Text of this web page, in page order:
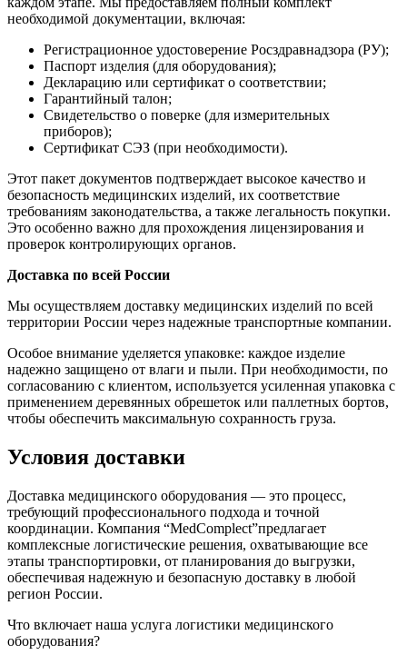
необходимой документации, включая:
Регистрационное удостоверение Росздравнадзора (РУ);
Паспорт изделия (для оборудования);
Декларацию или сертификат о соответствии;
Гарантийный талон;
Свидетельство о поверке (для измерительных
приборов);
Сертификат СЭЗ (при необходимости).
Этот пакет документов подтверждает высокое качество и
безопасность медицинских изделий, их соответствие
требованиям законодательства, а также легальность покупки.
Это особенно важно для прохождения лицензирования и
проверок контролирующих органов.
Доставка по всей России
Мы осуществляем доставку медицинских изделий по всей
территории России через надежные транспортные компании.
Особое внимание уделяется упаковке: каждое изделие
надежно защищено от влаги и пыли. При необходимости, по
согласованию с клиентом, используется усиленная упаковка с
применением деревянных обрешеток или паллетных бортов,
чтобы обеспечить максимальную сохранность груза.
Условия доставки
Доставка медицинского оборудования — это процесс,
требующий профессионального подхода и точной
координации. Компания “MedComplect”предлагает
комплексные логистические решения, охватывающие все
этапы транспортировки, от планирования до выгрузки,
обеспечивая надежную и безопасную доставку в любой
регион России.
Что включает наша услуга логистики медицинского
оборудования?